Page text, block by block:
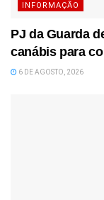
INFORMAÇÃO
PJ da Guarda
canábis para
6 DE AGOSTO, 2026